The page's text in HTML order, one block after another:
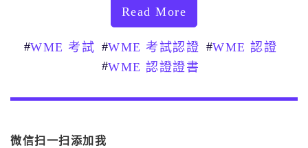
Read More
#WME 考試 #WME 考試認證 #WME 認證
#WME 認證證書
微信扫一扫添加我